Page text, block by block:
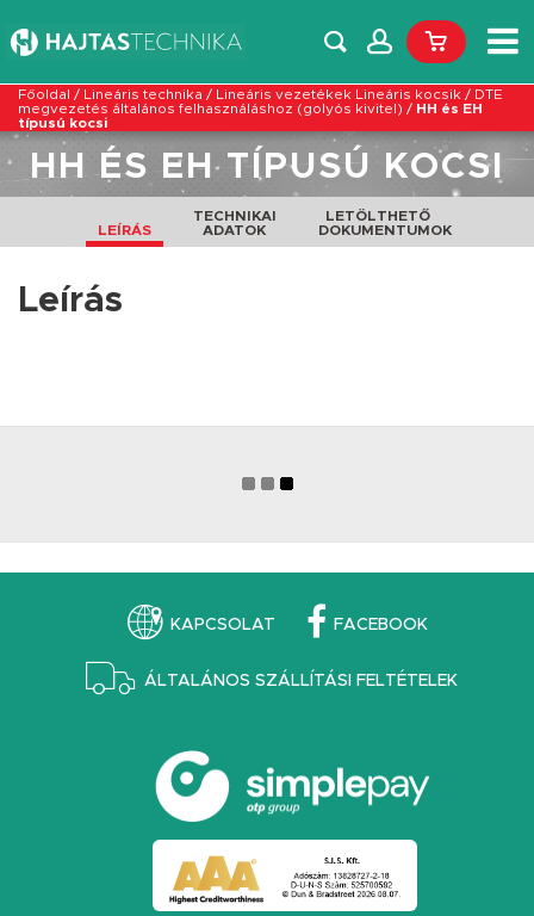
Főoldal / Lineáris technika / Lineáris vezetékek Lineáris kocsik / DTE
megvezetés általános felhasználáshoz (golyós kivitel) / HH és EH
típusú kocsi
HH ÉS EH TÍPUSÚ KOCSI
LEÍRÁS
TECHNIKAI
ADATOK
LETÖLTHETŐ
DOKUMENTUMOK
Leírás
KAPCSOLAT FACEBOOK
ÁLTALÁNOS SZÁLLÍTÁSI FELTÉTELEK